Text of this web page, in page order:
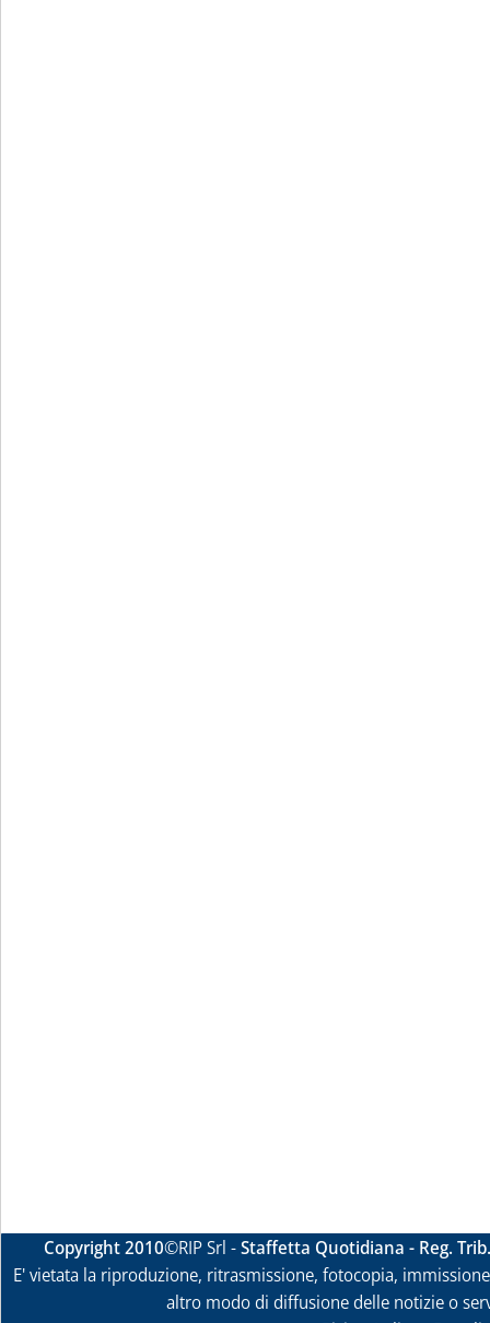
Copyright 2010©RIP Srl -Staffetta Quotidiana - Reg.
E' vietata la riproduzione, ritrasmissione, fotocopia,
altro modo di diffusione delle notizie o